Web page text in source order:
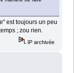
est toujours un peu
; zou rien.
IP archivée